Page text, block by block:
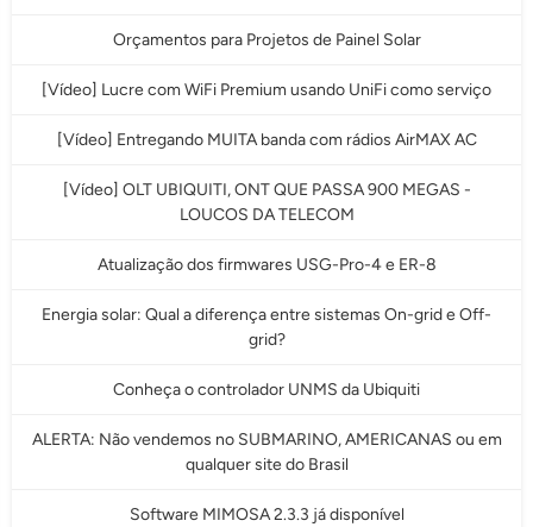
Orçamentos para Projetos de Painel Solar
[Vídeo] Lucre com WiFi Premium usando UniFi como serviço
[Vídeo] Entregando MUITA banda com rádios AirMAX AC
[Vídeo] OLT UBIQUITI, ONT QUE PASSA 900 MEGAS -
LOUCOS DA TELECOM
Atualização dos firmwares USG-Pro-4 e ER-8
Energia solar: Qual a diferença entre sistemas On-grid e Off-
grid?
Conheça o controlador UNMS da Ubiquiti
ALERTA: Não vendemos no SUBMARINO, AMERICANAS ou em
qualquer site do Brasil
Software MIMOSA 2.3.3 já disponível